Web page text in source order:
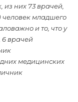
из них 73 врачей,
человек младшего
и то, что у
6 врачей
медицинских